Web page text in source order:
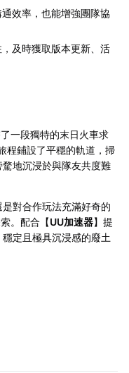
效率，也能增強團隊協
及時獲取版本更新、活
一段獨特的末日火車求
程鋪設了平穩的軌道，掃
地沉浸於與隊友共度難
對合作玩法充滿好奇的
。配合【UU加速器】提
定且極具沉浸感的廢土